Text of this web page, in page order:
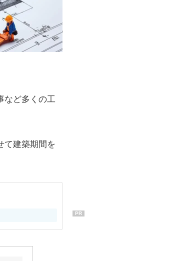
など多くの工
て建築期間を
PR